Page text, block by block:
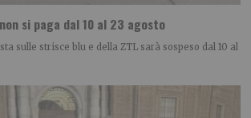
si paga dal 10 al 23 agosto
sulle strisce blu e della ZTL sarà sospeso dal 10 al